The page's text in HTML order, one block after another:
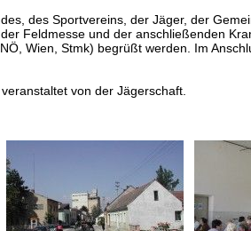
des Sportvereins, der Jäger, der
Feldmesse und der anschließenden
Wien, Stmk) begrüßt werden. Im
von der Jägerschaft.